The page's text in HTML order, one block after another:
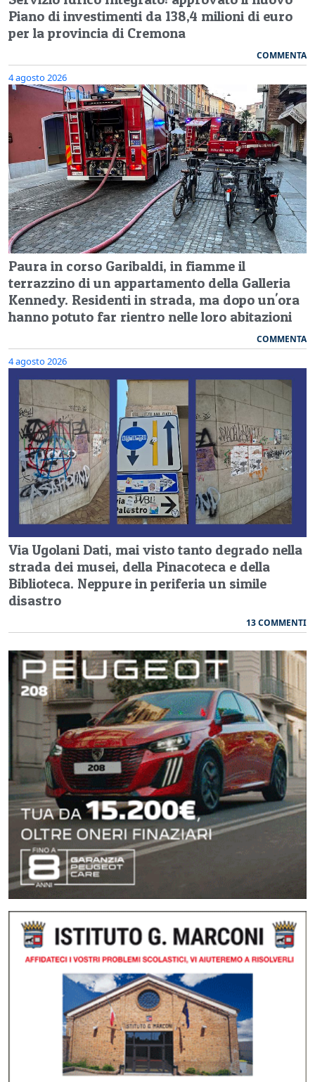
Piano di investimenti da 138,4 milioni di euro
per la provincia di Cremona
COMMENTA
4 agosto 2026
Paura in corso Garibaldi, in fiamme il
terrazzino di un appartamento della Galleria
Kennedy. Residenti in strada, ma dopo un'ora
hanno potuto far rientro nelle loro abitazioni
COMMENTA
4 agosto 2026
Via Ugolani Dati, mai visto tanto degrado nella
strada dei musei, della Pinacoteca e della
Biblioteca. Neppure in periferia un simile
disastro
13 COMMENTI